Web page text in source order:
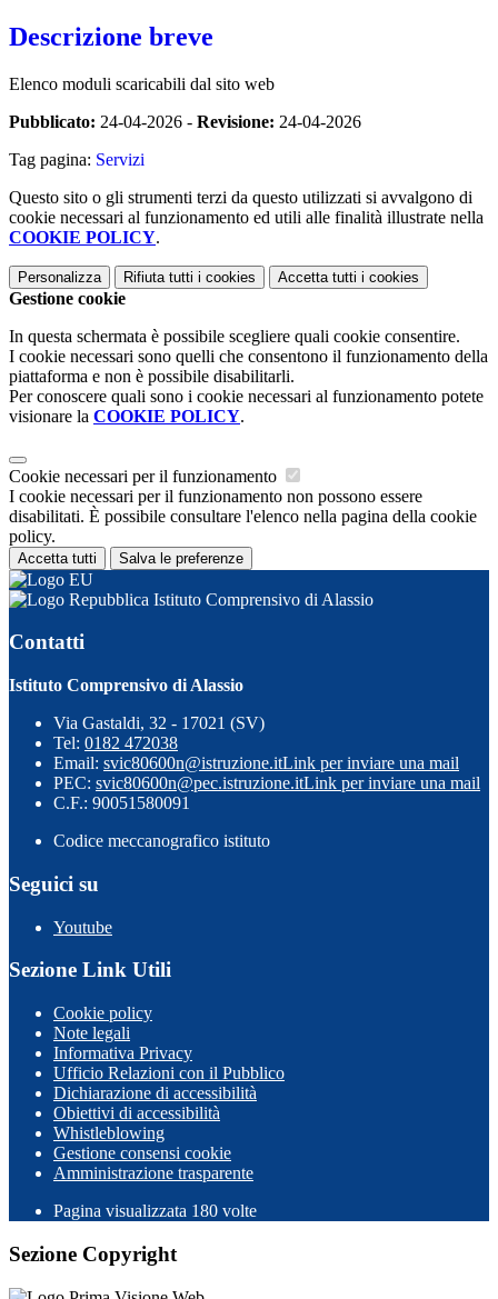
Descrizione breve
Elenco moduli scaricabili dal sito web
Pubblicato: 24-04-2026 - Revisione: 24-04-2026
Tag pagina: Servizi
Questo sito o gli strumenti terzi da questo utilizzati si avvalgono di
cookie necessari al funzionamento ed utili alle finalità illustrate nella
COOKIE POLICY.
Personalizza Rifiuta tutti i cookies Accetta tutti i cookies
Gestione cookie
In questa schermata è possibile scegliere quali cookie consentire.
I cookie necessari sono quelli che consentono il funzionamento della
piattaforma e non è possibile disabilitarli.
Per conoscere quali sono i cookie necessari al funzionamento potete
visionare la COOKIE POLICY.
Cookie necessari per il funzionamento
I cookie necessari per il funzionamento non possono essere
disabilitati. È possibile consultare l'elenco nella pagina della cookie
policy.
Accetta tutti Salva le preferenze
Istituto Comprensivo di Alassio
Contatti
Istituto Comprensivo di Alassio
Via Gastaldi, 32 - 17021 (SV)
Tel: 0182 472038
Email: svic80600n@istruzione.itLink per inviare una mail
PEC: svic80600n@pec.istruzione.itLink per inviare una mail
C.F.: 90051580091
Codice meccanografico istituto
Seguici su
Youtube
Sezione Link Utili
Cookie policy
Note legali
Informativa Privacy
Ufficio Relazioni con il Pubblico
Dichiarazione di accessibilità
Obiettivi di accessibilità
Whistleblowing
Gestione consensi cookie
Amministrazione trasparente
Pagina visualizzata 180 volte
Sezione Copyright